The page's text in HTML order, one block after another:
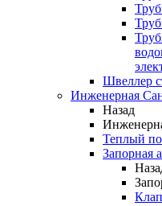
Швеллер
Инженерная
Назад
Теплый
Запорная